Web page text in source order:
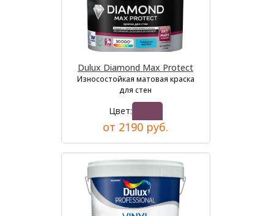
Dulux Diamond Max Protect
Износостойкая матовая краска
для стен
Цвет:
от 2190 руб.